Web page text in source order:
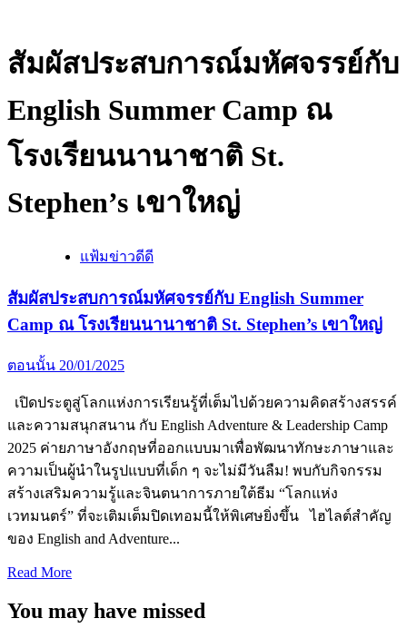
สัมผัสประสบการณ์มหัศจรรย์กับ
English Summer Camp ณ
โรงเรียนนานาชาติ St.
Stephen’s เขาใหญ่
แฟ้มข่าวดีดี
สัมผัสประสบการณ์มหัศจรรย์กับ English Summer
Camp ณ โรงเรียนนานาชาติ St. Stephen’s เขาใหญ่
ตอนนั้น 20/01/2025
เปิดประตูสู่โลกแห่งการเรียนรู้ที่เต็มไปด้วยความคิดสร้างสรรค์
และความสนุกสนาน กับ English Adventure & Leadership Camp
2025 ค่ายภาษาอังกฤษที่ออกแบบมาเพื่อพัฒนาทักษะภาษาและ
ความเป็นผู้นำในรูปแบบที่เด็ก ๆ จะไม่มีวันลืม! พบกับกิจกรรม
สร้างเสริมความรู้และจินตนาการภายใต้ธีม “โลกแห่ง
เวทมนตร์” ที่จะเติมเต็มปิดเทอมนี้ให้พิเศษยิ่งขึ้น ไฮไลต์สำคัญ
ของ English and Adventure...
Read MoreRead
about
สัมผัส
You may have missed